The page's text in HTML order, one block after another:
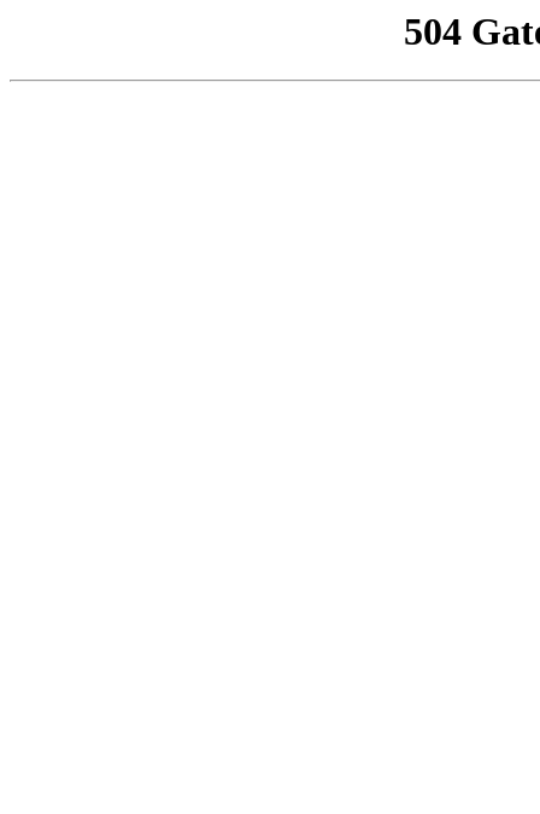
504